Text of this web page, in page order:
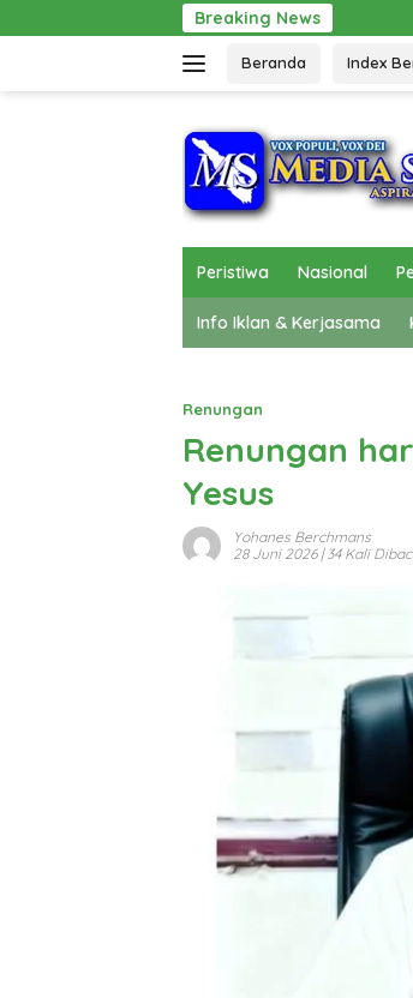
ke
Breaking News Gerak
Beranda Index
Peristiwa Nasional
Info Iklan & Kerjasama
Renungan
Renungan
Yesus
Yohanes Berchmans
28 Juni 2026| 34 Kali